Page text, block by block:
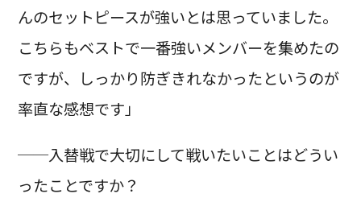
んのセットピースが強いとは思っていました。
こちらもベストで一番強いメンバーを集めたの
ですが、しっかり防ぎきれなかったというのが
率直な感想です」
──入替戦で大切にして戦いたいことはどうい
ったことですか？